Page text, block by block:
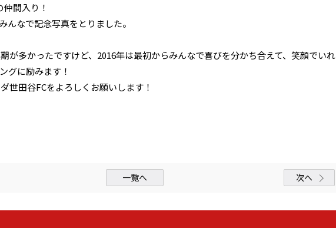
間入り！
んなで記念写真をとりました。
が多かったですけど、2016年は最初からみんなで喜びを分かち合えて、笑顔でいれ
グに励みます！
世田谷FCをよろしくお願いします！
一覧へ 次へ